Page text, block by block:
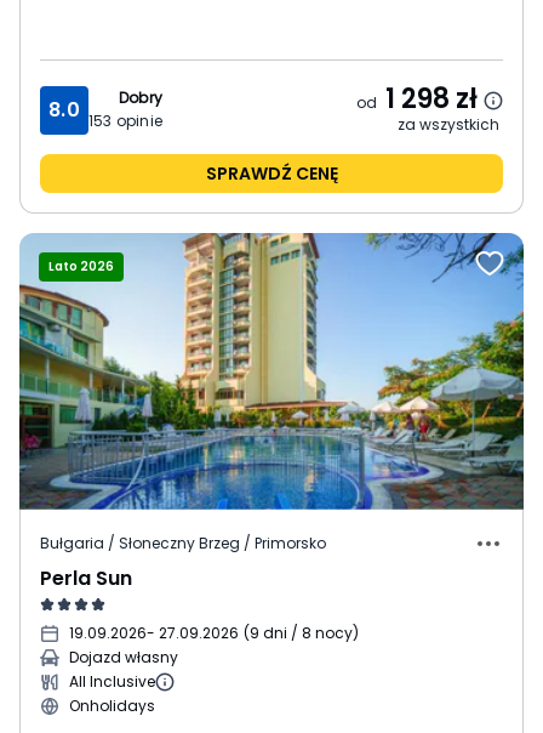
8.0
Dobry
153 opinie
od 1 298 zł
za wszystkich
SPRAWDŹ CENĘ
Lato 2026
Bułgaria / Słoneczny Brzeg / Primorsko
Perla Sun
19.09.2026- 27.09.2026 (9 dni / 8 nocy)
Dojazd własny
All Inclusive
Onholidays